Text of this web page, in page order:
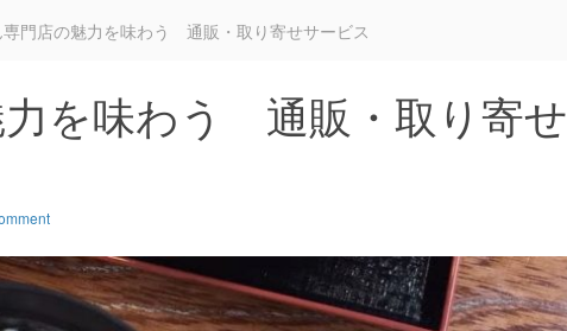
門店の魅力を味わう 通販・取り寄せサービス
を味わう 通販・取り寄せ